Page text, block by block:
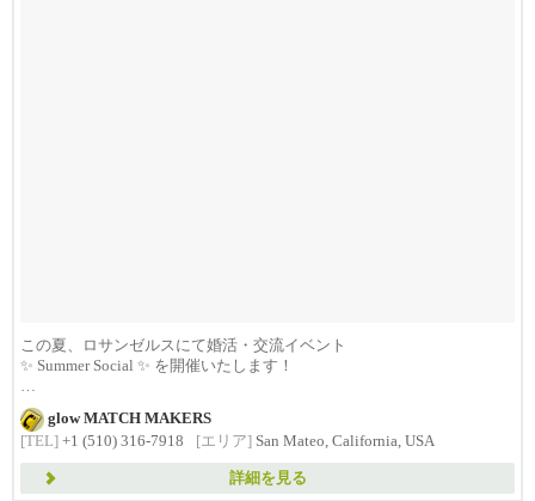
この夏、ロサンゼルスにて婚活・交流イベント
✨ Summer Social ✨ を開催いたします！
...
glow MATCH MAKERS
[TEL] +1 (510) 316-7918 [エリア] San Mateo, California, USA
詳細を見る